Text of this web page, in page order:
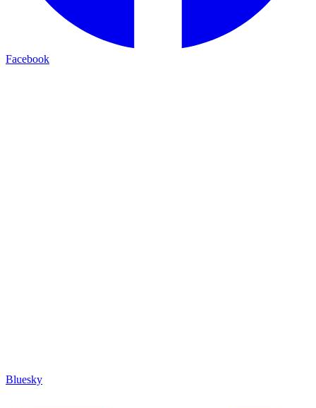
Facebook
Bluesky